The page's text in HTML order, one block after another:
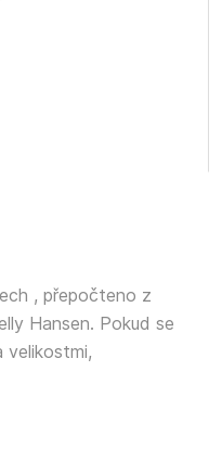
, přepočteno z
Hansen. Pokud se
velikostmi,